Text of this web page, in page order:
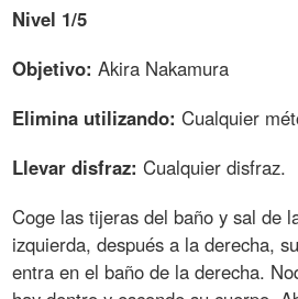
Nivel 1/5
Objetivo: Akira Nakamura
Elimina utilizando: Cualquier
Llevar disfraz: Cualquier disfraz.
Coge las tijeras del baño y sal de
izquierda, después a la derecha,
entra en el baño de la derecha.